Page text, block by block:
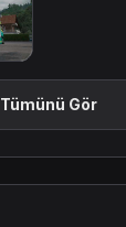
Tümünü Gör